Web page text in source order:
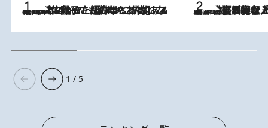
2026.8.5
【阿川佐和子さんの年とる力】なぜ70代で始めた趣味は“こんなに楽しい”のか？ ピアノ、俳句…スランプに陥っても続けられる“ある秘訣”とは 2026.8.5
【なぜ吉沢亮は「気配を消せる」のか？】興行収入208億の『国宝』を経て挑むミュージカル『ディア・エヴァン・ハンセン』。トップ俳優が舞台上でさらけ出した“孤独”とは
1 / 5